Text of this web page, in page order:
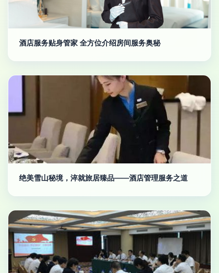
酒店服务贴身管家 全方位介绍房间服务奥秘
绝美雪山秘境，淬就旅居臻品——酒店管理服务之道